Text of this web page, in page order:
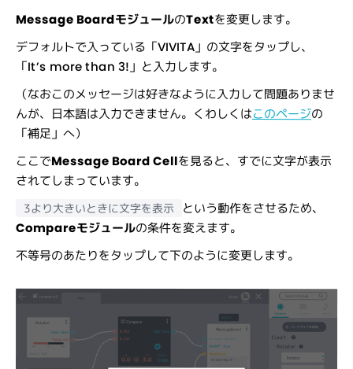
Message BoardモジュールのTextを変更します。
デフォルトで入っている「VIVITA」の文字をタップし、
「It’s more than 3!」と入力します。
（なおこのメッセージは好きなように入力して問題ありませ
んが、日本語は入力できません。くわしくはこのページの
「補足」へ）
ここでMessage Board Cellを見ると、すでに文字が表示
されてしまっています。
3より大きいときに文字を表示 という動作をさせるため、
Compareモジュールの条件を変えます。
不等号のあたりをタップして下のように変更します。